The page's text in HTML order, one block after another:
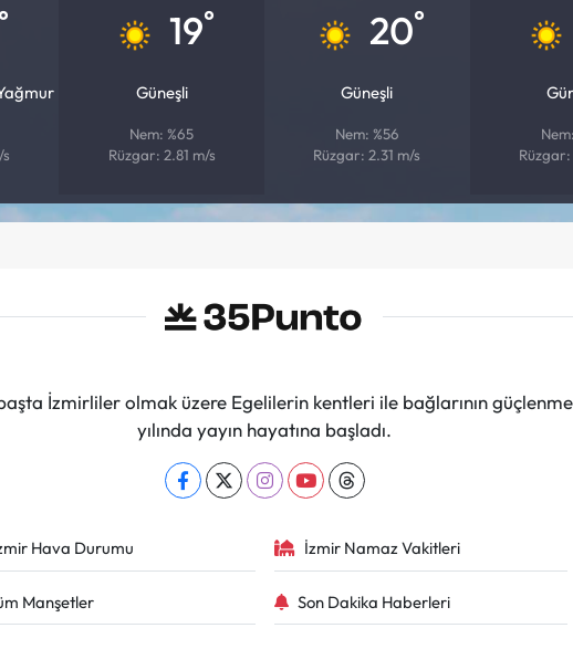
° 19°
Güneşli
Nem: %65
Rüzgar: 2.81 m/s
20°
Güneşli
Nem: %56
Rüzgar: 2.31 m/s
Rüzgar:
İzmirliler olmak üzere Egelilerin kentleri ile bağlarının
yılında yayın hayatına başladı.
Hava Durumu İzmir Namaz Vakitleri
Manşetler Son Dakika Haberleri